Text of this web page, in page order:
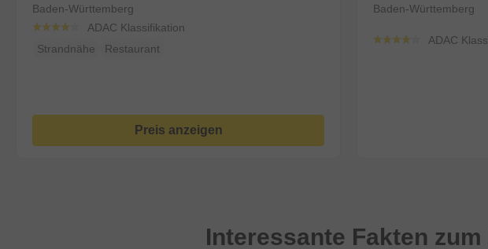
Baden-Württemberg
ADAC Klassifikation
Strandnähe
Restaurant
Preis anzeigen
Baden-Württemberg
ADAC
Interessante Fakten zum